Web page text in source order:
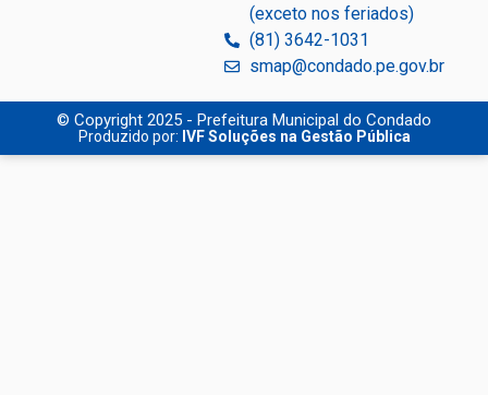
(exceto nos feriados)
(81) 3642-1031
smap@condado.pe.gov.br
© Copyright 2025 - Prefeitura Municipal do Condado
Produzido por: IVF Soluções na Gestão Pública